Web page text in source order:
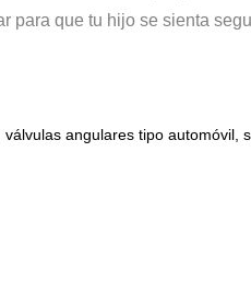
que tu hijo se sienta
angulares tipo